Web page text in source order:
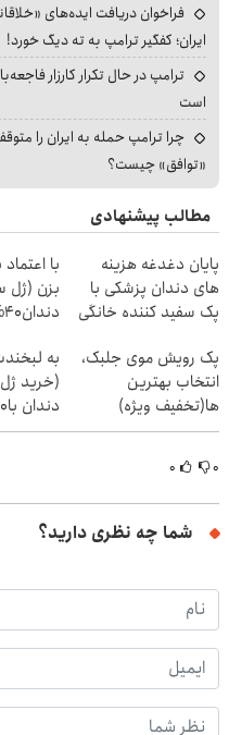
فراخوان دریافت ایده‌های
ایران؛ کفگیر ترامپ به ته دیگ خورد!
ترامپ در حال تکرار کارزار
است
چرا ترامپ حمله به ایران را
«توافق» چیست؟
مطالب پیشنهادی
پایان دغدغه هزینه
های دندان پزشکی با
پک سفید کننده خانگی
با
بزن (ژل
دندان40%تخفیف)
پک رویش موی جلبک،
انتخاب بهترین
ها(تخفیف ویژه)
به
(خرید
دندان با40%تخفیف)
۰ ۰
شما چه نظری دارید؟